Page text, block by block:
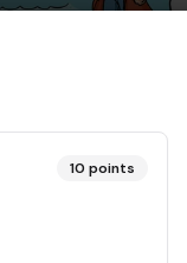
10 points